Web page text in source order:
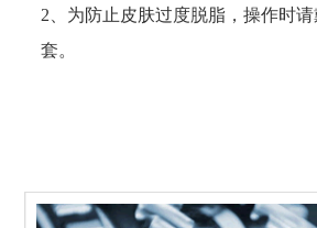
2、为防止皮肤过度脱脂，操作时
套。